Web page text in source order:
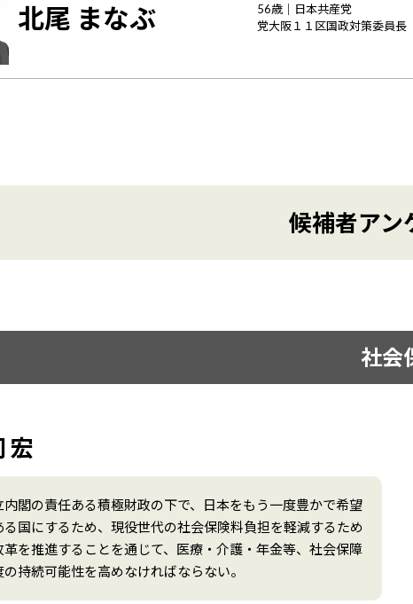
北尾 まなぶ 56歳｜
日本共産党
党大阪１１区国政対策委員長
候補者アン
社会
宏
内閣の責任ある積極財政の下で、日本をもう一度豊かで希望
る国にするため、現役世代の社会保険料負担を軽減するため
革を推進することを通じて、医療・介護・年金等、社会保障
の持続可能性を高めなければならない。